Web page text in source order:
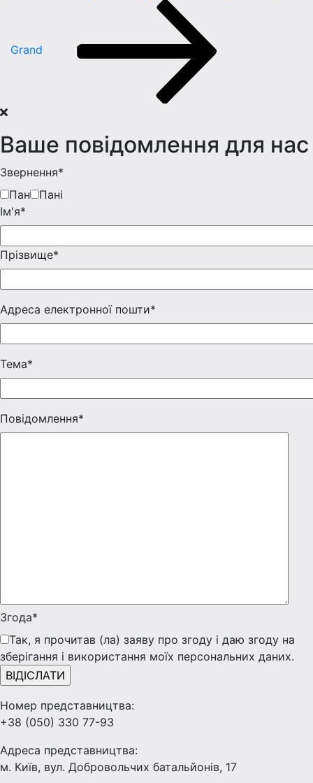
Grand
Ваше повідомлення для нас
Звернення*
Пан
Пані
Iм'я*
Прізвище*
Адреса електронної пошти*
Тема*
Повідомлення*
Згода*
Так, я прочитав (ла) заяву про згоду і даю згоду на
зберігання і використання моїх персональних даних.
Номер представництва:
+38 (050) 330 77-93
Адреса представництва:
м. Київ, вул. Добровольчих батальйонів, 17